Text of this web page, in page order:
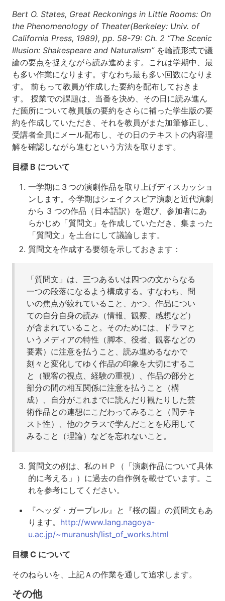
Bert O. States, Great Reckonings in Little Rooms: On
the Phenomenology of Theater(Berkeley: Univ. of
California Press, 1989), pp. 58-79: Ch. 2 “The Scenic
Illusion: Shakespeare and Naturalism”を輪読形式で議
論の要点を捉えながら読み進めます。これは学期中、最
も多い作業になります。すなわち最も多い回数になりま
す。 前もって教員が作成した要約を配布しておきま
す。 授業での課題は、当番を決め、その日に読み進ん
だ箇所について教員版の要約をさらに補った学生版の要
約を作成していただき、それを教員がまた加筆修正し、
受講者全員にメール配布し、その日のテキストの内容理
解を確認しながら進むという方法を取ります。
目標 B について
一学期に３つの演劇作品を取り上げディスカッショ
ンします。今学期はシェイクスピア演劇と近代演劇
から 3 つの作品（日本語訳）を選び、参加者にあ
らかじめ「質問文」を作成していただき、集まった
「質問文」を土台にして議論します。
質問文を作成する要領を示しておきます：
「質問文」は、三つあるいは四つの文からなる
一つの段落になるよう構成する。すなわち、問
いの焦点が絞れていること、かつ、作品につい
ての自分自身の読み（情報、観察、感想など）
が含まれていること。そのためには、ドラマと
いうメディアの特性（脚本、役者、観客などの
要素）に注意を払うこと、読み進めるなかで
刻々と変化してゆく作品の印象を大切にするこ
と（観客の視点、経験の重視）、作品の部分と
部分の間の相互関係に注意を払うこと（構
成）、自分がこれまでに読んだり観たりした芸
術作品との連想にこだわってみること（間テキ
スト性）、他のクラスで学んだことを応用して
みること（理論）などを忘れないこと。
質問文の例は、私のＨＰ（「演劇作品について具体
的に考える」）に過去の自作例を載せています。こ
れを参考にしてください。
『ヘッダ・ガーブレル』と『桜の園』の質問文もあ
ります。 http://www.lang.nagoya-
u.ac.jp/~muranush/list_of_works.html
目標 C について
そのねらいを、上記Ａの作業を通して追求します。
その他